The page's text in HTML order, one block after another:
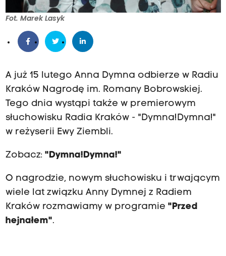
Fot. Marek Lasyk
A już 15 lutego Anna Dymna odbierze w Radiu
Kraków Nagrodę im. Romany Bobrowskiej.
Tego dnia wystąpi także w premierowym
słuchowisku Radia Kraków - "Dymna!Dymna!"
w reżyserii Ewy Ziembli.
Zobacz: "Dymna!Dymna!"
O nagrodzie, nowym słuchowisku i trwającym
wiele lat związku Anny Dymnej z Radiem
Kraków rozmawiamy w programie "Przed
hejnałem".